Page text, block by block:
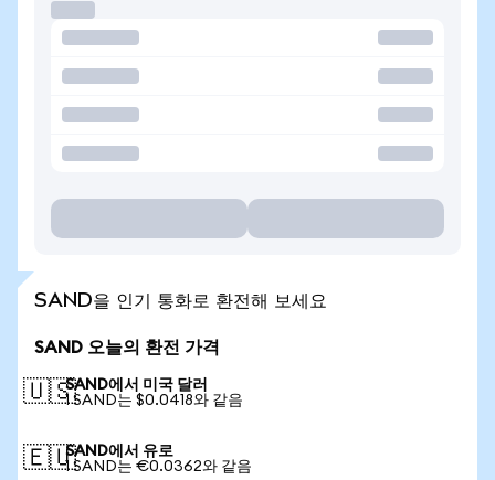
SAND을 인기 통화로 환전해 보세요
SAND 오늘의 환전 가격
🇺🇸SAND에서 미국 달러
1 SAND는 $0.0418와 같음
🇪🇺SAND에서 유로
1 SAND는 €0.0362와 같음